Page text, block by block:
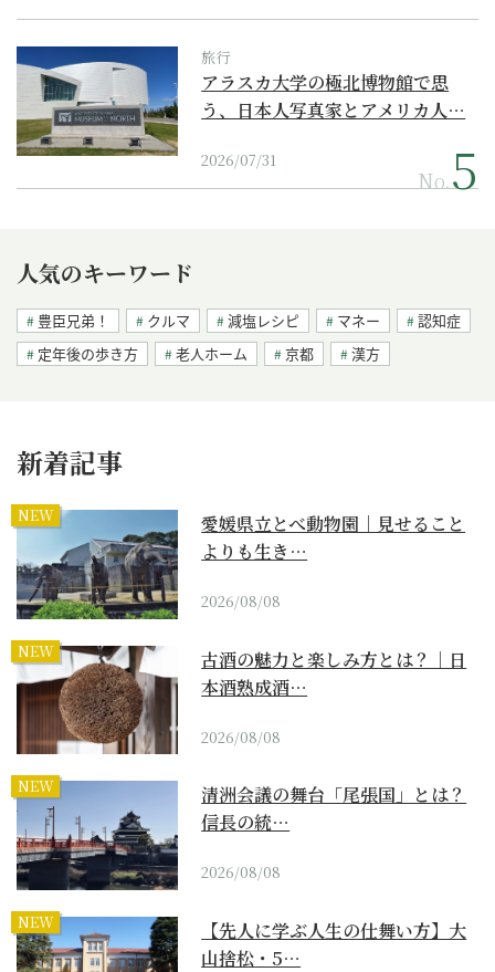
旅行
アラスカ大学の極北博物館で思
う、日本人写真家とアメリカ人…
2026/07/31
No.
人気のキーワード
豊臣兄弟！ クルマ 減塩レシピ マネー
認知症
定年後の歩き方
老人ホーム 京都 漢方
新着記事
NEW
愛媛県立とべ動物園｜見せること
よりも生き…
2026/08/08
NEW
古酒の魅力と楽しみ方とは？｜日
本酒熟成酒…
2026/08/08
NEW
清洲会議の舞台「尾張国」とは？
信長の統…
2026/08/08
NEW
【先人に学ぶ人生の仕舞い方】大
山捨松・5…